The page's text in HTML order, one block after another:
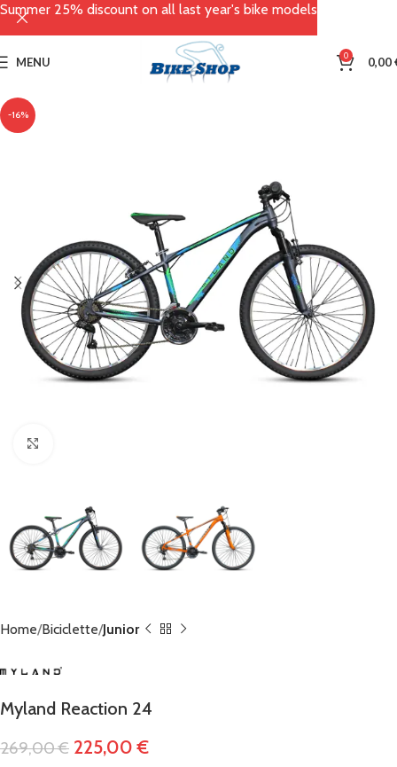
MENU 0 0,00
-16%
Home Biciclette Junior
Myland Reaction 24
269,00€ 225,00€
Summer 25% discount on all last year's bike models